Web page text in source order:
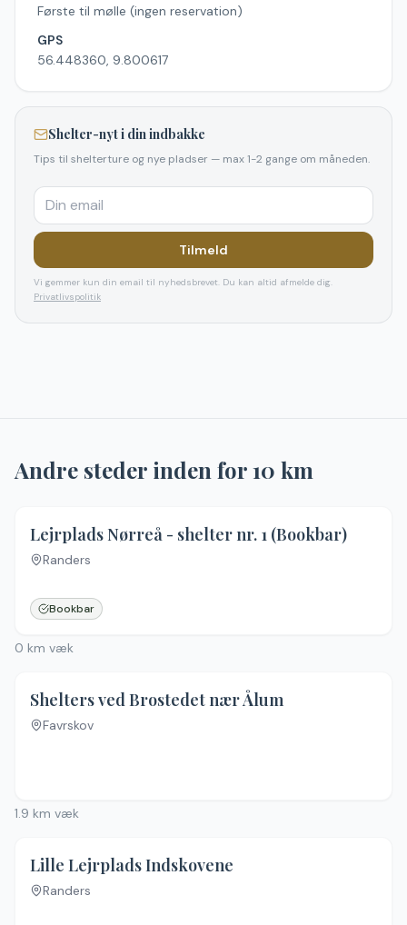
Første til mølle (ingen reservation)
GPS
56.448360, 9.800617
Shelter-nyt i din indbakke
Tips til shelterture og nye pladser — max 1-2 gange om måneden.
Tilmeld
Vi gemmer kun din email til nyhedsbrevet. Du kan altid afmelde dig.
Privatlivspolitik
Andre steder inden for10 km
4.3
Lejrplads Nørreå - shelter nr. 1 (Bookbar)
Randers
Bookbar
0 km væk
Shelters ved Brostedet nær Ålum
Favrskov
1.9 km væk
Lille Lejrplads Indskovene
Randers